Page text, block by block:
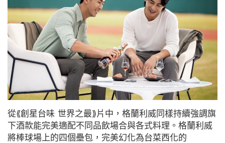
從⟪創星台味 世界之最⟫片中，格蘭利威同樣持續強調旗
下酒款能完美適配不同品飲場合與各式料理。格蘭利威
將棒球場上的四個壘包，完美幻化為台菜西化的